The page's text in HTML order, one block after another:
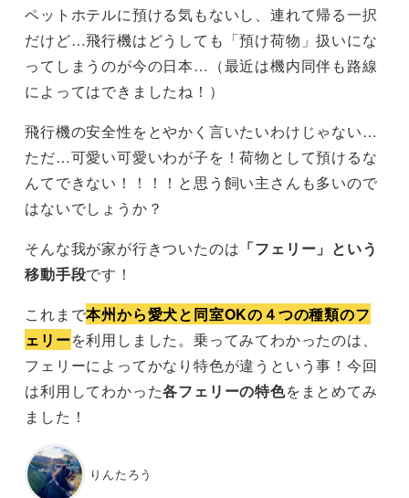
ペットホテルに預ける気もないし、連れて帰る一択
だけど…飛行機はどうしても「預け荷物」扱いにな
ってしまうのが今の日本…（最近は機内同伴も路線
によってはできましたね！）
飛行機の安全性をとやかく言いたいわけじゃない…
ただ…可愛い可愛いわが子を！荷物として預けるな
んてできない！！！！と思う飼い主さんも多いので
はないでしょうか？
そんな我が家が行きついたのは 「フェリー」という
移動手段です！
これまで本州から愛犬と同室OKの４つの種類のフ
ェリーを利用しました。乗ってみてわかったのは、
フェリーによってかなり特色が違うという事！今回
は利用してわかった各フェリーの特色をまとめてみ
ました！
りんたろう